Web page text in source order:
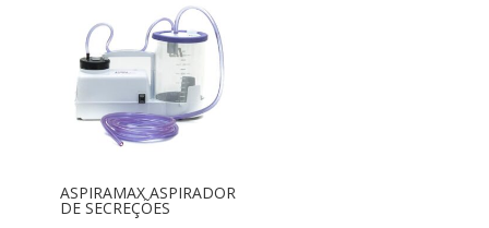
ASPIRAMAX ASPIRADOR
DE SECREÇÕES